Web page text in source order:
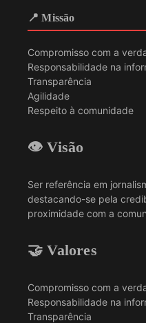
📍 Missão
Compromisso com a
Responsabilidade na
Transparência
Agilidade
Respeito à comunidade
👁️ Visão
Ser referência em
destacando-se pela
proximidade com a
🤝 Valores
Compromisso com a
Responsabilidade na
Transparência